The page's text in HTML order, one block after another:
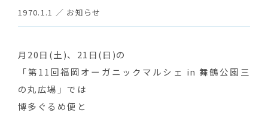
1970.1.1 ／ お知らせ
月20日(土)、21日(日)の
「第11回福岡オーガニックマルシェ in 舞鶴公園三
の丸広場」では
博多ぐるめ便と